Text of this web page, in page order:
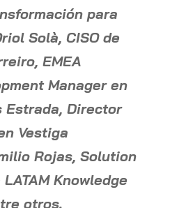
para
Solà, CISO de
EMEA
Manager en
Estrada, Director
Vestiga
Rojas, Solution
Knowledge
otros.